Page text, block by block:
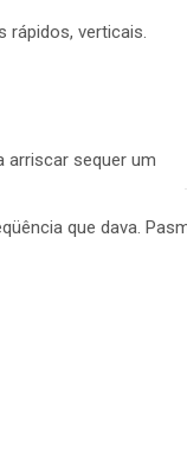
rápidos, verticais.
arriscar sequer um
que dava.